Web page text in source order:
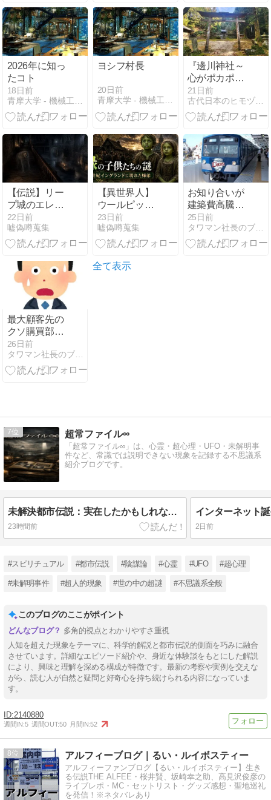
に迫る！
2026年に知っ
たコト
18日前
青摩大学 - 機械工学風庭園
ヨシフ村長
20日前
青摩大学 - 機械工学風庭園
『邊川神社～
心がポカポカ
する神社～』
出張の合間の
神社巡り徳島
21日前
古代日本のヒモヅケ文明
【伝説】リー
プ城のエレメ
ンタルとは何
者か――腐臭
とともに現れ
伝説
22日前
嘘偽噂蒐集
【異世界人】
ウールピット
の緑の子供た
ちとは？黄昏
の国から現れ
と正体
23日前
嘘偽噂蒐集
お知り合いが
建築費高騰中
の新築マンシ
ョンに引っ越
しされます！
25日前
タワマン社長のブログ｜タワブロ見てね！随時更新中！
最大顧客先の
クソ購買部長
様とのクソな
約束を守るべ
く…②
26日前
タワマン社長のブログ｜タワブロ見てね！随時更新中！
全て表示
7 超常ファイル∞
「超常ファイル∞」は、心霊・超心理・UFO・未解明事
件など、常識では説明できない現象を記録する不思議系
紹介ブログです。
未解決都市伝説：実在したかもしれない超常現象の真相
23時間前 2日前
#スピリチュアル #都市伝説 #陰謀論 #心霊 #UFO #超心理
#未解明事件 #超人的現象 #世の中の超謎 #不思議系全般
このブログのここがポイント
多角的視点とわかりやすさ重視
人知を超えた現象をテーマに、科学的解説と都市伝説的側面を巧みに融合
させています。詳細なエピソード紹介や、身近な体験談をもとにした解説
により、興味と理解を深める構成が特徴です。最新の考察や実例を交えな
がら、読む人が自然と疑問と好奇心を持ち続けられる内容になっていま
す。
2140880
週間IN:5 週間OUT:50 月間IN:52
8 アルフィーブログ｜るい・ルイボスティー
アルフィーファンブログ【るい・ルイボスティー】生き
る伝説THE ALFEE・桜井賢、坂崎幸之助、高見沢俊彦の
ライブレポ・MC・セットリスト・グッズ感想・聖地巡礼
を発信！※ネタバレあり